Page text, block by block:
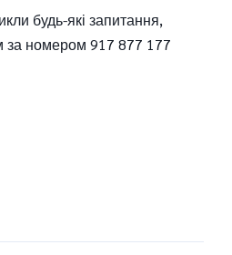
будь-які запитання,
за номером 917 877 177